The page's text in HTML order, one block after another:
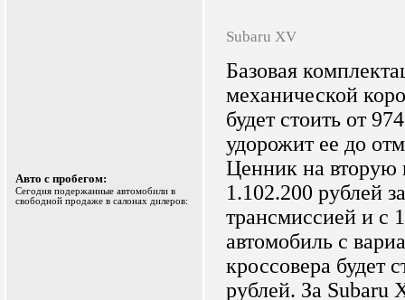
Авто с пробегом:
Сегодня подержанные автомобили в
свободной продаже в салонах дилеров:
Subaru XV
Базовая
механической
будет стоить от
удорожит ее до
Ценник на вторую
1.102.200 рублей
трансмиссией и с
автомобиль с
кроссовера будет
рублей. За